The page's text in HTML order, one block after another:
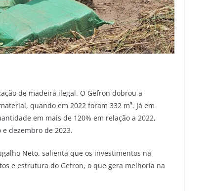
de madeira ilegal. O Gefron dobrou a
quando em 2022 foram 332 m³. Já em
em mais de 120% em relação a 2022,
dezembro de 2023.
Neto, salienta que os investimentos na
e estrutura do Gefron, o que gera melhoria na